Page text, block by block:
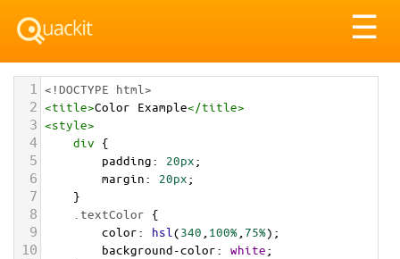
☰
1 <!DOCTYPE html>
2 <title>Color Example</title>
3 <style>
4 div {
5 padding: 20px;
6 margin: 20px;
7 }
8 .textColor {
9 color: hsl (340 100% 75%);
10 background-color: white;